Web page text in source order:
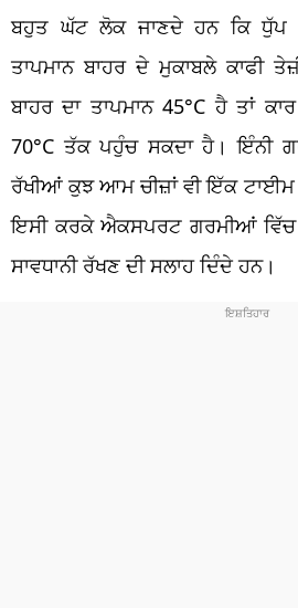
ਬਹੁਤ ਘੱਟ ਲੋਕ ਜਾਣਦੇ ਹਨ ਕਿ ਧੁੱਪ
ਤਾਪਮਾਨ ਬਾਹਰ ਦੇ ਮੁਕਾਬਲੇ ਕਾਫੀ
ਬਾਹਰ ਦਾ ਤਾਪਮਾਨ 45°C ਹੈ ਤਾਂ
70°C ਤੱਕ ਪਹੁੰਚ ਸਕਦਾ ਹੈ। ਇੰਨੀ
ਰੱਖੀਆਂ ਕੁਝ ਆਮ ਚੀਜ਼ਾਂ ਵੀ ਇੱਕ
ਇਸੀ ਕਰਕੇ ਐਕਸਪਰਟ ਗਰਮੀਆਂ ਵਿੱਚ
ਸਾਵਧਾਨੀ ਰੱਖਣ ਦੀ ਸਲਾਹ ਦਿੰਦੇ ਹਨ।